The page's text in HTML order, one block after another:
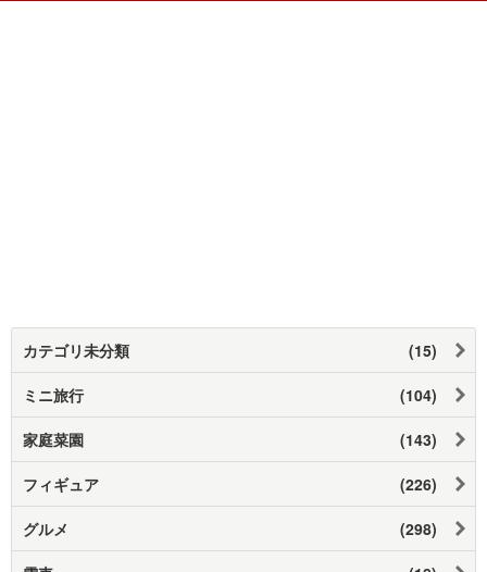
カテゴリ未分類 (15)
ミニ旅行 (104)
家庭菜園 (143)
フィギュア (226)
グルメ (298)